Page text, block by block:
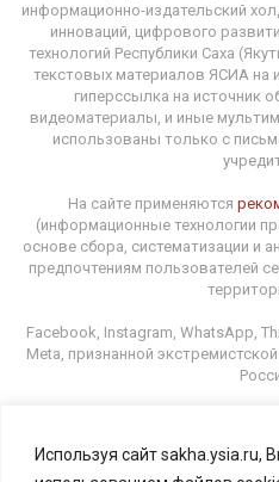
Используя сайт sakha.ysia.ru,
информационно-издательский
инноваций, цифрового
технологий Республики Саха
текстовых материалов ЯСИА на
гиперссылка на источник
видеоматериалы, и иные
использованы только с
На сайте применяются
(информационные технологии
основе сбора, систематизации и
предпочтениям пользователей
Facebook, Instagram, WhatsApp,
Meta, признанной
Адрес редакции: 677000, г. Якутск,